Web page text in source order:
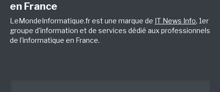
en France
LeMondeInformatique.fr est une marque de IT News Info, 1er
groupe d'information et de services dédié aux professionnels
de l'informatique en France.